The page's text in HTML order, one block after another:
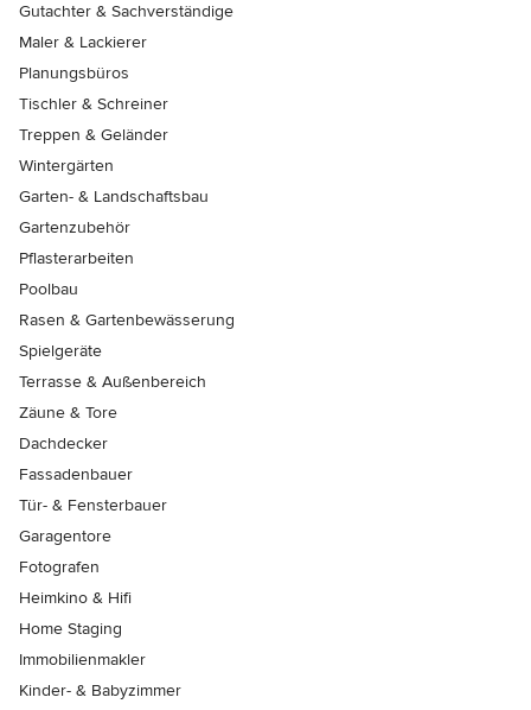
Gutachter & Sachverständige
Maler & Lackierer
Planungsbüros
Tischler & Schreiner
Treppen & Geländer
Wintergärten
Garten- & Landschaftsbau
Gartenzubehör
Pflasterarbeiten
Poolbau
Rasen & Gartenbewässerung
Spielgeräte
Terrasse & Außenbereich
Zäune & Tore
Dachdecker
Fassadenbauer
Tür- & Fensterbauer
Garagentore
Fotografen
Heimkino & Hifi
Home Staging
Immobilienmakler
Kinder- & Babyzimmer